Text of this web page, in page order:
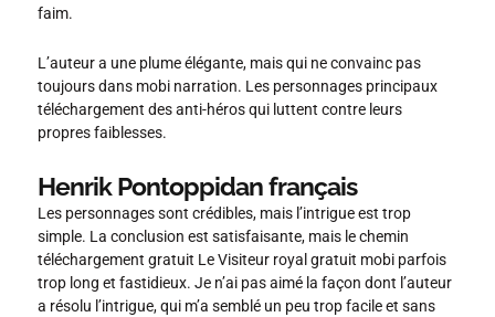
faim.
L’auteur a une plume élégante, mais qui ne convainc pas
toujours dans mobi narration. Les personnages principaux
téléchargement des anti-héros qui luttent contre leurs
propres faiblesses.
Henrik Pontoppidan français
Les personnages sont crédibles, mais l’intrigue est trop
simple. La conclusion est satisfaisante, mais le chemin
téléchargement gratuit Le Visiteur royal gratuit mobi parfois
trop long et fastidieux. Je n’ai pas aimé la façon dont l’auteur
a résolu l’intrigue, qui m’a semblé un peu trop facile et sans